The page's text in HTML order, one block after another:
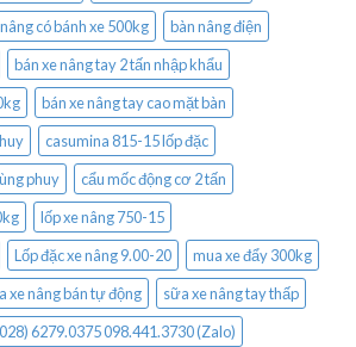
có bánh xe 500kg
bàn nâng điện
bán xe nâng tay 2 tấn nhập khẩu
bán xe nâng tay cao mặt bàn
casumina 815-15 lốp đặc
phuy
cẩu mốc động cơ 2 tấn
lốp xe nâng 750-15
Lốp đặc xe nâng 9.00-20
mua xe đẩy 300kg
xe nâng bán tự động
sữa xe nâng tay thấp
6279.0375 098.441.3730 (Zalo)